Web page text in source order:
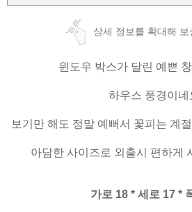
상세 정보를 확대해
윈도우 박스가 달린 예쁜
하우스 풍경이네
보기만 해도 정말 예뻐서 꽃피는 계
아담한 사이즈로 외출시 편하게
가로 18 * 세로 17 *